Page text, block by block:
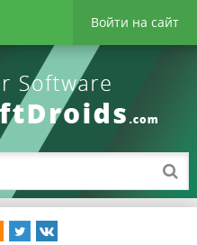
Войти на сайт